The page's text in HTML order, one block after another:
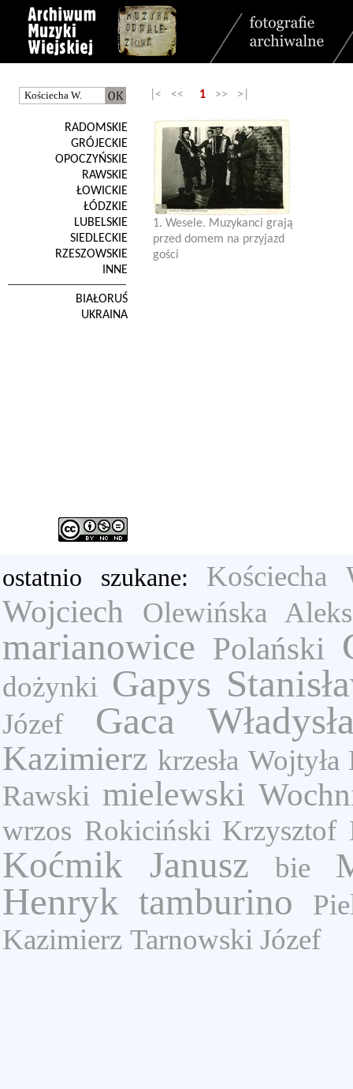
RADOMSKIE
GRÓJECKIE
OPOCZYŃSKIE
RAWSKIE
ŁOWICKIE
ŁÓDZKIE
LUBELSKIE
SIEDLECKIE
RZESZOWSKIE
INNE
BIAŁORUŚ
UKRAINA
|< << 1 >> >|
1. Wesele. Muzykanci grają
przed domem na przyjazd
gości
ostatnio szukane: Kościecha
Wojciech Olewińska
marianowice Polański
dożynki Gapys
Józef Gaca
Kazimierz krzesła Wojtyła
Rawski mielewski
wrzos Rokiciński Krzysztof
Koćmik Janusz bie
Henryk tamburino
Kazimierz Tarnowski Józef